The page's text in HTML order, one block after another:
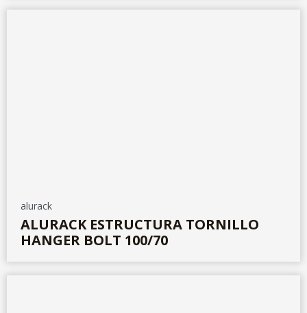
alurack
ALURACK ESTRUCTURA TORNILLO
HANGER BOLT 100/70